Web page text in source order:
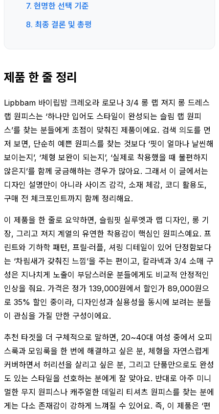
7. 현명한 선택 기준
8. 최종 결론 및 총평
제품 한 줄 정리
Lipbbam 바이립밤 크레오라 로모나 3/4 롱 랩 져지 롱 드레스
랩 원피스는 ‘하나만 입어도 스타일이 완성되는 슬림 랩 원피
스’를 찾는 분들에게 초점이 맞춰진 제품이에요. 검색 의도를 먼
저 보면, 단순히 예쁜 원피스를 찾는 것보다 ‘핏이 얼마나 날씬해
보이는지’, ‘체형 보완이 되는지’, ‘실제로 착용했을 때 불편하지
않은지’를 함께 궁금해하는 경우가 많아요. 그래서 이 글에서는
디자인 설명만이 아니라 사이즈 감각, 소재 체감, 코디 활용도,
구매 전 체크포인트까지 함께 정리해요.
이 제품을 한 줄로 요약하면, 슬림핏 실루엣과 랩 디자인, 롱 기
장, 그리고 져지 계열의 유연한 착용감이 핵심인 원피스예요. 프
린트와 기하학 패턴, 프릴·러플, 셔링 디테일이 있어 단정함보다
는 ‘차림새가 갖춰진 느낌’을 주는 편이고, 칼라넥과 3/4 소매 구
성은 지나치게 노출이 부담스러운 분들에게도 비교적 안정적인
인상을 줘요. 가격은 정가 139,000원에서 할인가 89,000원으
로 35% 할인 중이라, 디자인성과 실용성을 동시에 보려는 분들
이 관심을 가질 만한 구성이에요.
추천 타겟을 더 구체적으로 말하면, 20~40대 여성 중에서 오피
스룩과 모임룩을 한 번에 해결하고 싶은 분, 체형을 자연스럽게
커버하면서 허리선을 살리고 싶은 분, 그리고 단품만으로도 완성
도 있는 스타일을 선호하는 분에게 잘 맞아요. 반대로 아주 미니
멀한 무지 원피스나 캐주얼한 데일리 티셔츠 원피스를 찾는 분에
게는 다소 존재감이 강하게 느껴질 수 있어요. 즉, 이 제품은 ‘편